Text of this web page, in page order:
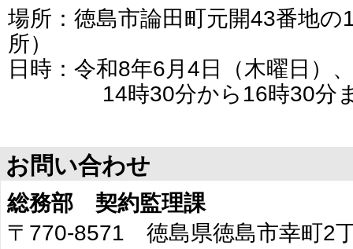
場所：徳島市論田町元開43番地の
所）
日時：令和8年6月4日（木曜日）
14時30分から16時30分ま
お問い合わせ
総務部 契約監理課
〒770-8571 徳島県徳島市幸町2